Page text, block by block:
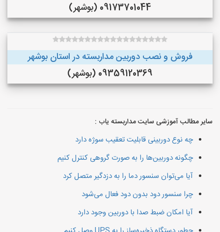
09173701044 (بوشهر)
فروش و نصب دوربین مداربسته در استان بوشهر
09359120369 (بوشهر)
سایر مطالب آموزشی سایت مداربسته یاب :
چه نوع دوربینی قابلیت تعقیب سوژه دارد
چگونه دوربین‌ها را به صورت گروهی کنترل کنیم
آیا می‌توان سنسور دما را به دزدگیر متصل کرد
چرا سنسور دود بدون دود فعال می‌شود
آیا امکان ضبط صدا با دوربین وجود دارد